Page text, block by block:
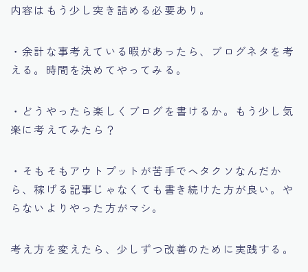
内容はもう少し突き詰める必要あり。
・余計な事考えている暇があったら、ブログネタを考
える。時間を決めてやってみる。
・どうやったら楽しくブログを書けるか。もう少し気
楽に考えてみたら？
・そもそもアウトプットが苦手でヘタクソなんだか
ら、稼げる記事じゃなくても書き続けた方が良い。や
らないよりやった方がマシ。
考え方を変えたら、少しずつ改善のために実践する。